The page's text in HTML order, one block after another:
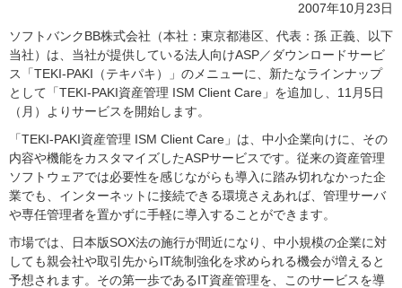
2007年10月23日
ソフトバンクBB株式会社（本社：東京都港区、代表：孫 正義、以下
当社）は、当社が提供している法人向けASP／ダウンロードサービ
ス「TEKI-PAKI（テキパキ）」のメニューに、新たなラインナップ
として「TEKI-PAKI資産管理 ISM Client Care」を追加し、11月5日
（月）よりサービスを開始します。
「TEKI-PAKI資産管理 ISM Client Care」は、中小企業向けに、その
内容や機能をカスタマイズしたASPサービスです。従来の資産管理
ソフトウェアでは必要性を感じながらも導入に踏み切れなかった企
業でも、インターネットに接続できる環境さえあれば、管理サーバ
や専任管理者を置かずに手軽に導入することができます。
市場では、日本版SOX法の施行が間近になり、中小規模の企業に対
しても親会社や取引先からIT統制強化を求められる機会が増えると
予想されます。その第一歩であるIT資産管理を、このサービスを導